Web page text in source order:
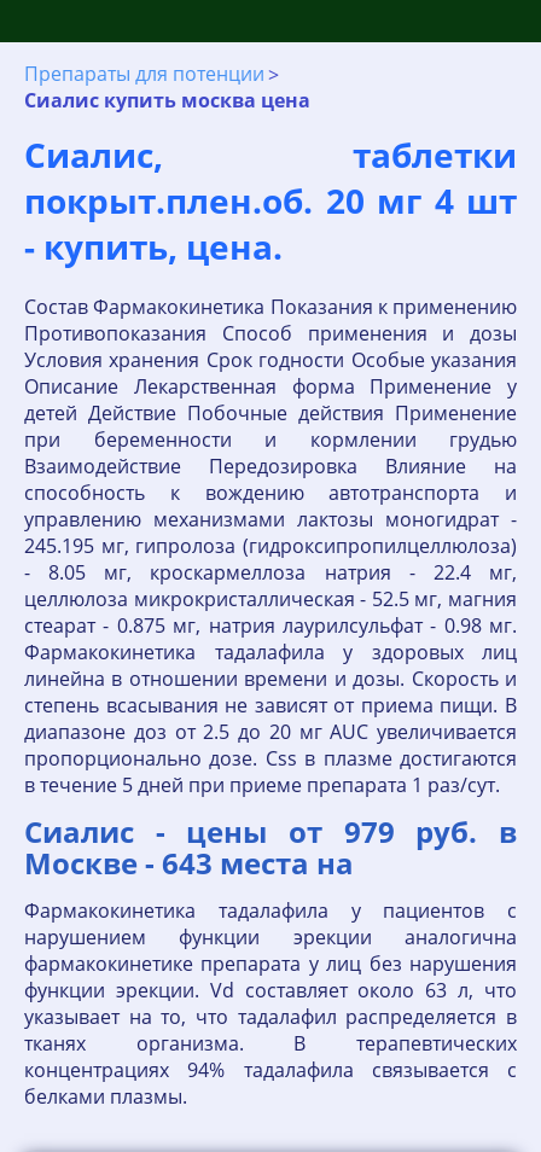
Препараты для потенции
Сиалис купить москва цена
Сиалис, таблетки
покрыт.плен.об. 20 мг 4 шт
- купить, цена.
Состав Фармакокинетика Показания к применению
Противопоказания Способ применения и дозы
Условия хранения Срок годности Особые указания
Описание Лекарственная форма Применение у
детей Действие Побочные действия Применение
при беременности и кормлении грудью
Взаимодействие Передозировка Влияние на
способность к вождению автотранспорта и
управлению механизмами лактозы моногидрат -
245.195 мг, гипролоза (гидроксипропилцеллюлоза)
- 8.05 мг, кроскармеллоза натрия - 22.4 мг,
целлюлоза микрокристаллическая - 52.5 мг, магния
стеарат - 0.875 мг, натрия лаурилсульфат - 0.98 мг.
Фармакокинетика тадалафила у здоровых лиц
линейна в отношении времени и дозы. Скорость и
степень всасывания не зависят от приема пищи. В
диапазоне доз от 2.5 до 20 мг AUC увеличивается
пропорционально дозе. Css в плазме достигаются
в течение 5 дней при приеме препарата 1 раз/сут.
Сиалис - цены от 979 руб. в
Москве - 643 места на
Фармакокинетика тадалафила у пациентов с
нарушением функции эрекции аналогична
фармакокинетике препарата у лиц без нарушения
функции эрекции. Vd составляет около 63 л, что
указывает на то, что тадалафил распределяется в
тканях организма. В терапевтических
концентрациях 94% тадалафила связывается с
белками плазмы.